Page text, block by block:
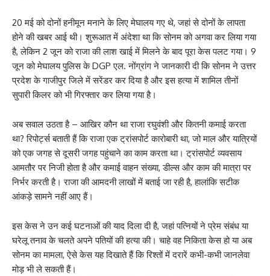
20 मई को दोनों हनीमून मनाने के लिए मेघालय गए थे, जहां से दोनों के लापता
होने की खबर आई थी। शुरूआत में अंदेशा था कि सोनम को अगवा कर लिया गया
है, लेकिन 2 जून को राजा की लाश खाई में मिलने के बाद पूरा केस पलट गया। 9
जून को मेघालय पुलिस के DGP एल. नोंग्रांग ने जानकारी दी कि सोनम ने उत्तर
प्रदेश के गाजीपुर जिले में सरेंडर कर दिया है और इस हत्या में शामिल तीनों
सुपारी किलर को भी गिरफ्तार कर लिया गया है।
अब सवाल उठता है – आखिर कौन था राजा रघुवंशी और कितनी कमाई करता
था? रिपोर्ट्स बताती हैं कि राजा एक ट्रांसपोर्ट कारोबारी था, जो माल और यात्रियों
को एक जगह से दूसरी जगह पहुंचाने का काम करता था। ट्रांसपोर्ट व्यवसाय
आमतौर पर निजी होता है और कमाई वाहन संख्या, डील्स और काम की मात्रा पर
निर्भर करती है। राजा की आमदनी लाखों में बताई जा रही है, हालांकि सटीक
आंकड़े सामने नहीं आए हैं।
इस केस ने उन कई घटनाओं की याद दिला दी है, जहां पत्नियों ने प्रेम संबंध या
घरेलू तनाव के चलते अपने पतियों की हत्या की। चाहे वह निकिता केस हो या अब
सोनम का मामला, ऐसे केस यह दिखाते हैं कि रिश्तों में दरारें कभी-कभी जानलेवा
मोड़ भी ले सकती हैं।